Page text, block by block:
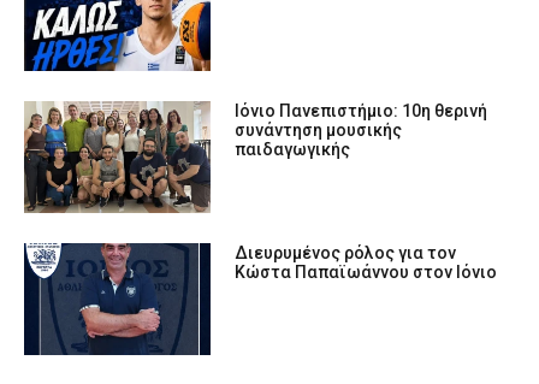
Ιόνιο Πανεπιστήμιο: 10η θερινή
συνάντηση μουσικής
παιδαγωγικής
Διευρυμένος ρόλος για τον
Κώστα Παπαϊωάννου στον Ιόνιο